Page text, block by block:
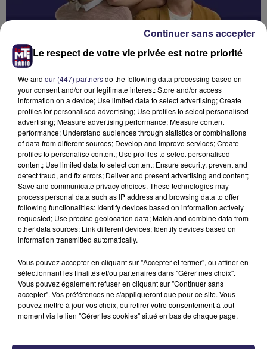
REPLAY MTI FAMILY
Retrouvez les meilleurs moments de la MTI FAMILY !
Le respect de votre vie privée est notre priorité
We and our (447) partnersdo the following data processing based on
your consent and/or our legitimate interest: Store and/or access
information on a device; Use limited data to select advertising; Create
profiles for personalised advertising; Use profiles to select personalised
advertising; Measure advertising performance; Measure content
performance; Understand audiences through statistics or combinations
of data from different sources; Develop and improve services; Create
profiles to personalise content; Use profiles to select personalised
content; Use limited data to select content; Ensure security, prevent and
detect fraud, and fix errors; Deliver and present advertising and content;
Save and communicate privacy choices. These technologies may
process personal data such as IP address and browsing data to offer
following functionalities: Identify devices based on information actively
requested; Use precise geolocation data; Match and combine data from
other data sources; Link different devices; Identify devices based on
information transmitted automatically.
Vous pouvez accepter en cliquant sur "Accepter et fermer", ou affiner en
sélectionnant les finalités et/ou partenaires dans "Gérer mes choix".
Vous pouvez également refuser en cliquant sur "Continuer sans
accepter". Vos préférences ne s'appliqueront que pour ce site. Vous
pouvez mettre à jour vos choix, ou retirer votre consentement à tout
moment via le lien "Gérer les cookies" situé en bas de chaque page.
Continuer sans accepter